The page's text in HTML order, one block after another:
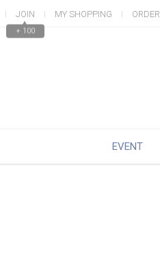
JOIN
▲
+ 100
MY SHOPPING ORDER
EVENT